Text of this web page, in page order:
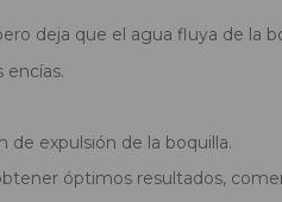
deja que el agua fluya de la
encías.
de expulsión de la boquilla.
óptimos resultados,